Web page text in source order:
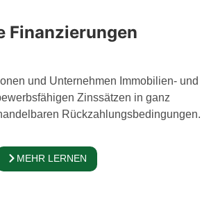
Finanzierungen
und Unternehmen Immobilien- und
Zinssätzen in ganz
Rückzahlungsbedingungen.
MEHR LERNEN